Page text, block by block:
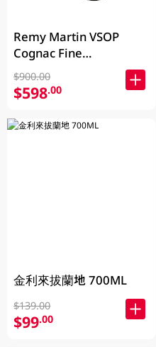
Remy Martin VSOP
Cognac Fine
Champagne 700ML
$900.00
$598.00
金利來拔蘭地 700ML
$139.00
$99.00